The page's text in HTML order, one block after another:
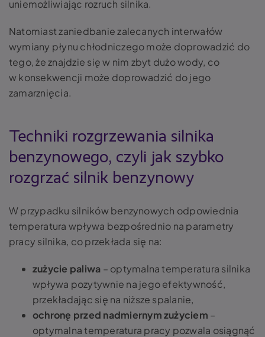
uniemożliwiając rozruch silnika.
Natomiast zaniedbanie zalecanych interwałów
wymiany płynu chłodniczego może doprowadzić do
tego, że znajdzie się w nim zbyt dużo wody, co
w konsekwencji może doprowadzić do jego
zamarznięcia.
Techniki rozgrzewania silnika
benzynowego, czyli jak szybko
rozgrzać silnik benzynowy
W przypadku silników benzynowych odpowiednia
temperatura wpływa bezpośrednio na parametry
pracy silnika, co przekłada się na:
zużycie paliwa – optymalna temperatura silnika
wpływa pozytywnie na jego efektywność,
przekładając się na niższe spalanie,
ochronę przed nadmiernym zużyciem –
optymalna temperatura pracy pozwala osiągnąć